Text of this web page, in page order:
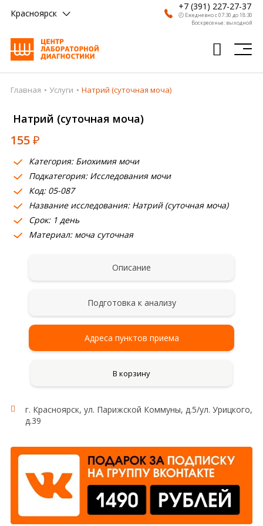
Красноярск
+7 (391) 227-27-37
🕗 Ежедневно с 07:30 до 18:30
Воскресенье: выходной
Главная
Анализы
Врачи
Получить результат
Пациентам
О компании
Где сдать
Главная Услуги Натрий (суточная моча)
Натрий (суточная моча)
155₽
Категория: Биохимия мочи
Подкатегория: Исследования мочи
Код: 05-087
Название исследования: Натрий (суточная моча)
Срок: 1 день
Материал: моча суточная
Описание
Подготовка к анализу
Адреса пунктов приема
В корзину
Рекомендации для сбора и сдачи анализа
Сбор мочи проводят после тщательного туалета
антисептиков. Женщинам не рекомендуется
сдавать анализ мочи во время менструации. Мочу
для исследования собирают на протяжении суток
(24 ч), в том числе и в ночное время. Сразу после
пробуждения (в 6-8 часов утра) пациент мочится в
унитаз (первая утренняя порция для исследования
не учитывается!). В даль­нейшем в течение суток
г. Красноярск, ул. Парижской Коммуны, д.5/ул. Урицкого,
д.39